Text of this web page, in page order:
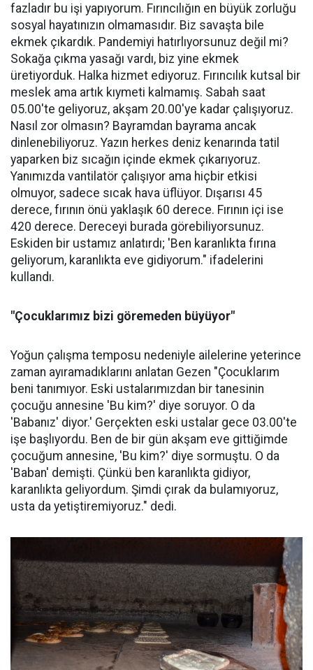
fazladır bu işi yapıyorum. Fırıncılığın en büyük zorluğu
sosyal hayatınızın olmamasıdır. Biz savaşta bile
ekmek çıkardık. Pandemiyi hatırlıyorsunuz değil mi?
Sokağa çıkma yasağı vardı, biz yine ekmek
üretiyorduk. Halka hizmet ediyoruz. Fırıncılık kutsal bir
meslek ama artık kıymeti kalmamış. Sabah saat
05.00'te geliyoruz, akşam 20.00'ye kadar çalışıyoruz.
Nasıl zor olmasın? Bayramdan bayrama ancak
dinlenebiliyoruz. Yazın herkes deniz kenarında tatil
yaparken biz sıcağın içinde ekmek çıkarıyoruz.
Yanımızda vantilatör çalışıyor ama hiçbir etkisi
olmuyor, sadece sıcak hava üflüyor. Dışarısı 45
derece, fırının önü yaklaşık 60 derece. Fırının içi ise
420 derece. Dereceyi burada görebiliyorsunuz.
Eskiden bir ustamız anlatırdı; 'Ben karanlıkta fırına
geliyorum, karanlıkta eve gidiyorum." ifadelerini
kullandı.
"Çocuklarımız bizi göremeden büyüyor"
Yoğun çalışma temposu nedeniyle ailelerine yeterince
zaman ayıramadıklarını anlatan Gezen "Çocuklarım
beni tanımıyor. Eski ustalarımızdan bir tanesinin
çocuğu annesine 'Bu kim?' diye soruyor. O da
'Babanız' diyor.' Gerçekten eski ustalar gece 03.00'te
işe başlıyordu. Ben de bir gün akşam eve gittiğimde
çocuğum annesine, 'Bu kim?' diye sormuştu. O da
'Baban' demişti. Çünkü ben karanlıkta gidiyor,
karanlıkta geliyordum. Şimdi çırak da bulamıyoruz,
usta da yetiştiremiyoruz." dedi.